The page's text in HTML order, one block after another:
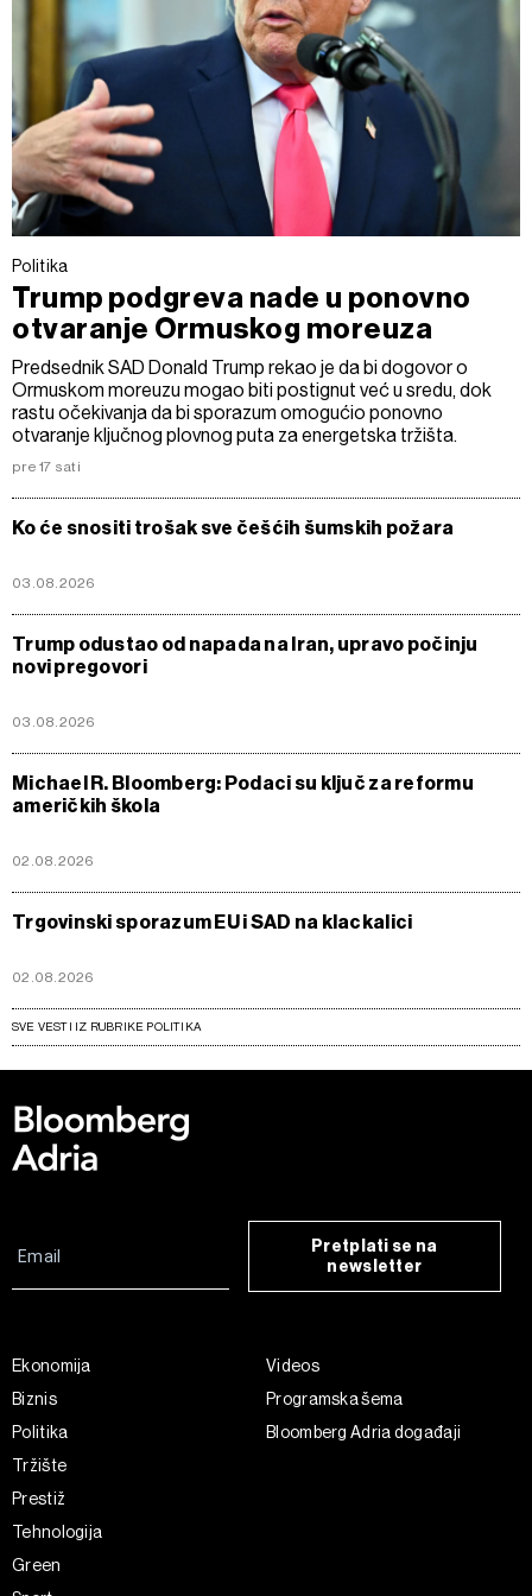
Politika
Trump podgreva nade u ponovno
otvaranje Ormuskog moreuza
Predsednik SAD Donald Trump rekao je da bi dogovor o
Ormuskom moreuzu mogao biti postignut već u sredu, dok
rastu očekivanja da bi sporazum omogućio ponovno
otvaranje ključnog plovnog puta za energetska tržišta.
pre 17 sati
Ko će snositi trošak sve češćih šumskih požara
03.08.2026
Trump odustao od napada na Iran, upravo počinju
novi pregovori
03.08.2026
Michael R. Bloomberg: Podaci su ključ za reformu
američkih škola
02.08.2026
Trgovinski sporazum EU i SAD na klackalici
02.08.2026
SVE VESTI IZ RUBRIKE POLITIKA
Pretplati se na
newsletter
Ekonomija
Biznis
Politika
Tržište
Prestiž
Tehnologija
Green
Videos
Programska šema
Bloomberg Adria događaji